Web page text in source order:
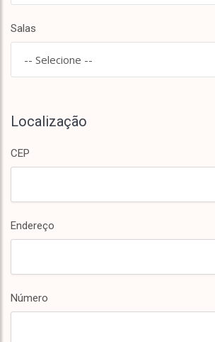
Salas
-- Selecione --
Localização
CEP
Endereço
Número